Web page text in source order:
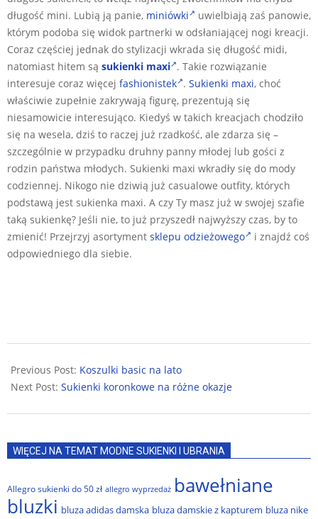
długość mini. Lubią ją panie, miniówki
uwielbiają zaś panowie,
którym podoba się widok partnerki w odsłaniającej nogi kreacji.
Coraz częściej jednak do stylizacji wkrada się długość midi,
natomiast hitem są sukienki maxi . Takie rozwiązanie
interesuje coraz więcej fashionistek . Sukienki maxi, choć
właściwie zupełnie zakrywają figurę, prezentują się
niesamowicie interesująco. Kiedyś w takich kreacjach chodziło
się na wesela, dziś to raczej już rzadkość, ale zdarza się –
szczególnie w przypadku druhny panny młodej lub gości z
rodzin państwa młodych. Sukienki maxi wkradły się do mody
codziennej. Nikogo nie dziwią już casualowe outfity, których
podstawą jest sukienka maxi. A czy Ty masz już w swojej szafie
taką sukienkę? Jeśli nie, to już przyszedł najwyższy czas, by to
zmienić! Przejrzyj asortyment sklepu odzieżowego
i znajdź coś
odpowiedniego dla siebie.
04-
14
Previous Post: Koszulki basic na lato
Next Post: Sukienki koronkowe na różne okazje
WIĘCEJ NA TEMAT MODNE SUKIENKI I UBRANIA
Allegro sukienki do 50 zł allegro wyprzedaż bawełniane
bluzki bluza adidas damska bluza damskie z kapturem bluza nike